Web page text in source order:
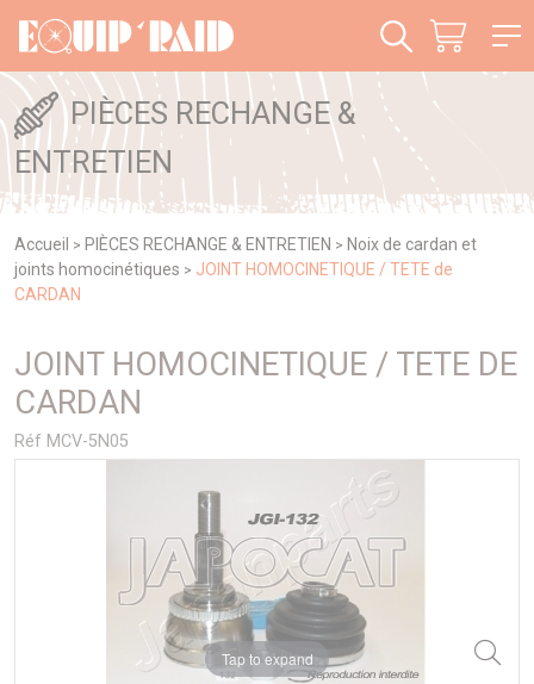
PIÈCES RECHANGE &
ENTRETIEN
Accueil > PIÈCES RECHANGE & ENTRETIEN > Noix de cardan et
joints homocinétiques > JOINT HOMOCINETIQUE / TETE de
CARDAN
JOINT HOMOCINETIQUE / TETE DE
CARDAN
Réf MCV-5N05
Tap to expand
Panneau de gestion des cookies